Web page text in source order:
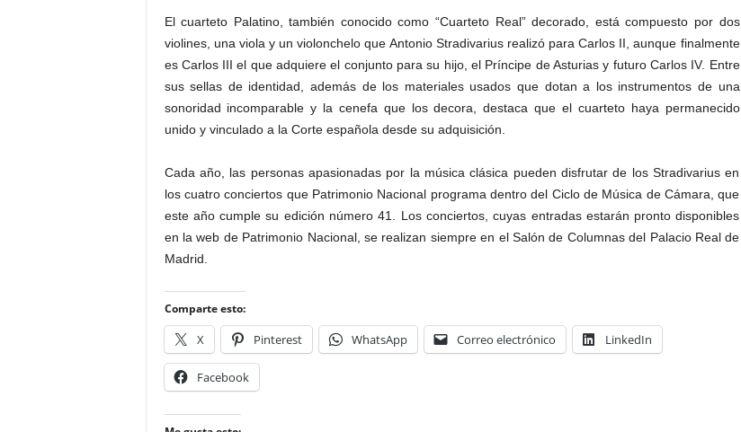
El cuarteto Palatino, también conocido como “Cuarteto Real” decorado, está compuesto por dos
violines, una viola y un violonchelo que Antonio Stradivarius realizó para Carlos II, aunque finalmente
es Carlos III el que adquiere el conjunto para su hijo, el Príncipe de Asturias y futuro Carlos IV. Entre
sus sellas de identidad, además de los materiales usados que dotan a los instrumentos de una
sonoridad incomparable y la cenefa que los decora, destaca que el cuarteto haya permanecido
unido y vinculado a la Corte española desde su adquisición.
Cada año, las personas apasionadas por la música clásica pueden disfrutar de los Stradivarius en
los cuatro conciertos que Patrimonio Nacional programa dentro del Ciclo de Música de Cámara, que
este año cumple su edición número 41. Los conciertos, cuyas entradas estarán pronto disponibles
en la web de Patrimonio Nacional, se realizan siempre en el Salón de Columnas del Palacio Real de
Madrid.
Comparte esto:
X Pinterest WhatsApp Correo electrónico LinkedIn
Facebook